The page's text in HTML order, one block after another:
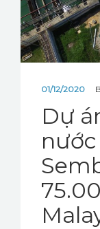
01/12/2020
Dự